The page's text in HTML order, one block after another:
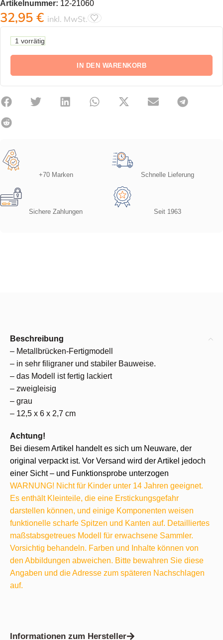
Artikelnummer: 12-21060
32,95 € inkl. MwSt.
1 vorrätig
IN DEN WARENKORB
+70 Marken Schnelle Lieferung
Sichere Zahlungen Seit 1963
Beschreibung
– Metallbrücken-Fertigmodell
– in sehr filigraner und stabiler Bauweise.
– das Modell ist fertig lackiert
– zweigleisig
– grau
– 12,5 x 6 x 2,7 cm
Achtung!
Bei diesem Artikel handelt es sich um Neuware, der
original verpackt ist. Vor Versand wird der Artikel jedoch
einer Sicht – und Funktionsprobe unterzogen
WARNUNG! Nicht für Kinder unter 14 Jahren geeignet.
Es enthält Kleinteile, die eine Erstickungsgefahr
darstellen können, und einige Komponenten weisen
funktionelle scharfe Spitzen und Kanten auf. Detailliertes
maßstabsgetreues Modell für erwachsene Sammler.
Vorsichtig behandeln. Farben und Inhalte können von
den Abbildungen abweichen. Bitte bewahren Sie diese
Angaben und die Adresse zum späteren Nachschlagen
auf.
Informationen zum Hersteller